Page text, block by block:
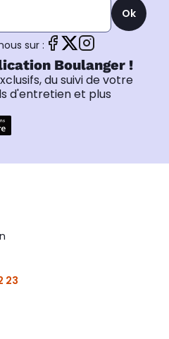
Ok
sur :
Boulanger !
du suivi de votre
d'entretien et plus
23